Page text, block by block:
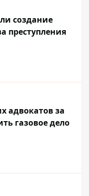
создание
преступления
адвокатов за
газовое дело